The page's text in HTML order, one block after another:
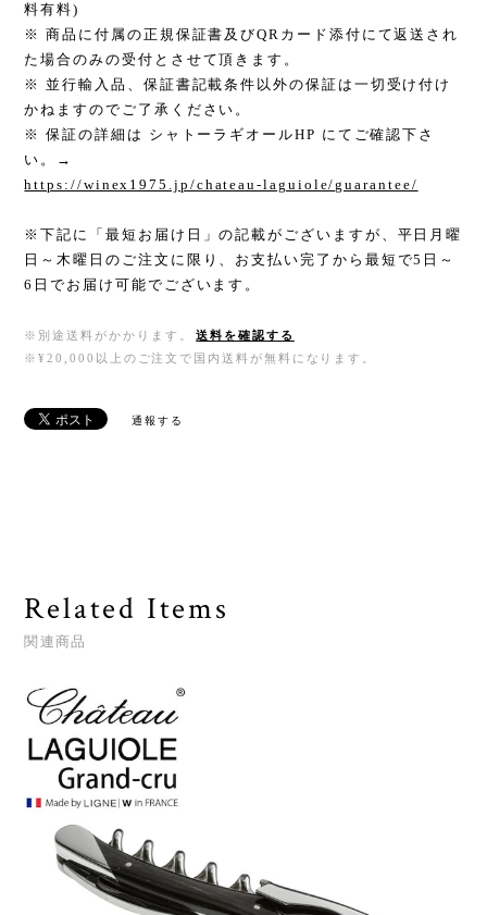
料有料)
※ 商品に付属の正規保証書及びQRカード添付にて返送され
た場合のみの受付とさせて頂きます。
※ 並行輸入品、保証書記載条件以外の保証は一切受け付け
かねますのでご了承ください。
※ 保証の詳細は シャトーラギオールHP にてご確認下さ
い。→
https://winex1975.jp/chateau-laguiole/guarantee/
※下記に「最短お届け日」の記載がございますが、平日月曜
日～木曜日のご注文に限り、お支払い完了から最短で5日～
6日でお届け可能でございます。
※別途送料がかかります。
送料を確認する
※¥20,000以上のご注文で国内送料が無料になります。
通報する
Related Items
関連商品